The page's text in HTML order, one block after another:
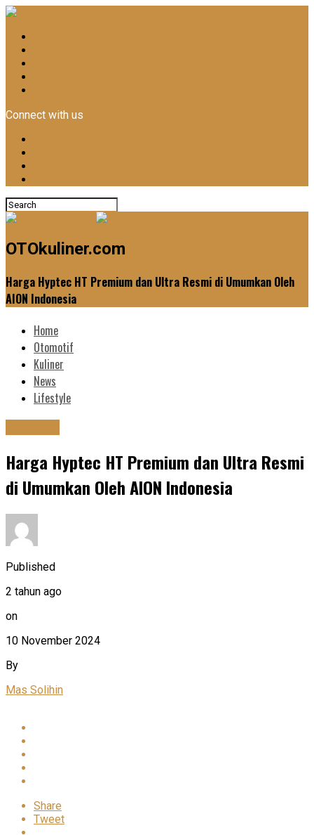
Connect with us
OTOkuliner.com
Harga Hyptec HT Premium dan Ultra Resmi di Umumkan Oleh
AION Indonesia
Home
Otomotif
Kuliner
News
Lifestyle
Harga Hyptec HT Premium dan Ultra Resmi
di Umumkan Oleh AION Indonesia
Published
2 tahun ago
on
10 November 2024
By
Mas Solihin
Share
Tweet